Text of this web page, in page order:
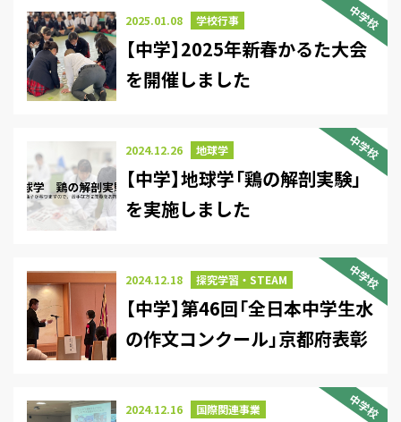
中学校
2025.01.08 学校行事
【中学】2025年新春かるた大会
を開催しました
中学校
2024.12.26 地球学
【中学】地球学「鶏の解剖実験」
を実施しました
中学校
2024.12.18 探究学習・STEAM
【中学】第46回「全日本中学生水
の作文コンクール」京都府表彰
中学校
2024.12.16 国際関連事業